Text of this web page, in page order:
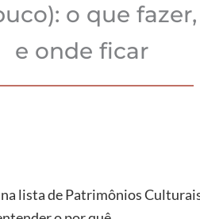
o que
e onde ficar
lista de Patrimônios